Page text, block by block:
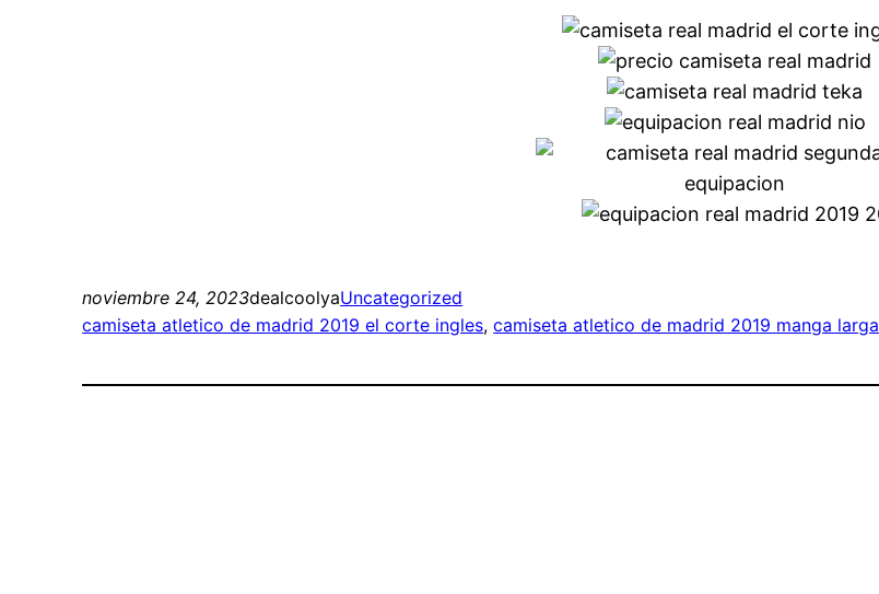
noviembre 24, 2023dealcoolyaUncategorized
camiseta atletico de madrid 2019 el corte ingles, camiseta atletico de madrid 2019 manga larga